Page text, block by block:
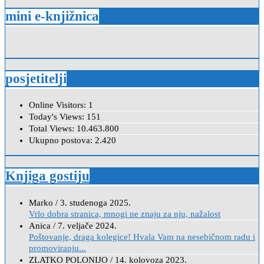
mini e-knjižnica
posjetitelji
Online Visitors: 1
Today's Views: 151
Total Views: 10.463.800
Ukupno postova: 2.420
Knjiga gostiju
Marko / 3. studenoga 2025.
Vrlo dobra stranica, mnogi ne znaju za nju, nažalost
Anica / 7. veljače 2024.
Poštovanje, draga kolegice! Hvala Vam na nesebičnom radu i
promoviranju...
ZLATKO POLONIJO / 14. kolovoza 2023.